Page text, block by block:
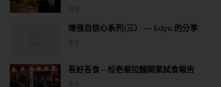
增強自信心系列(三） — Edyu 的分享
吾好吾食 – 松壱屋拉麵開業試食報告